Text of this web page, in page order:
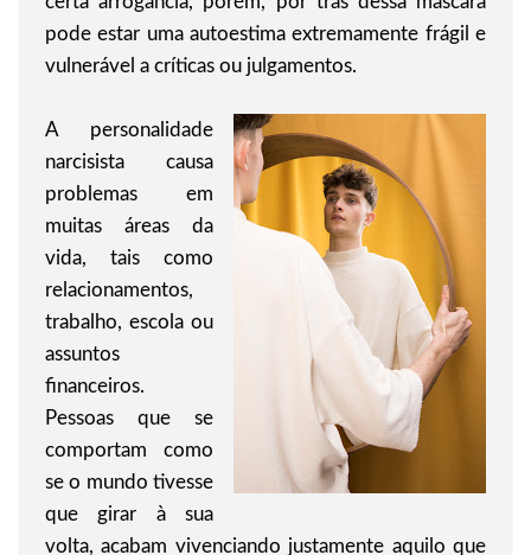
pode estar uma autoestima extremamente frágil e
vulnerável a críticas ou julgamentos.
A personalidade
narcisista causa
problemas em
muitas áreas da
vida, tais como
relacionamentos,
trabalho, escola ou
assuntos
financeiros.
Pessoas que se
comportam como
se o mundo tivesse
que girar à sua
volta, acabam vivenciando justamente aquilo que